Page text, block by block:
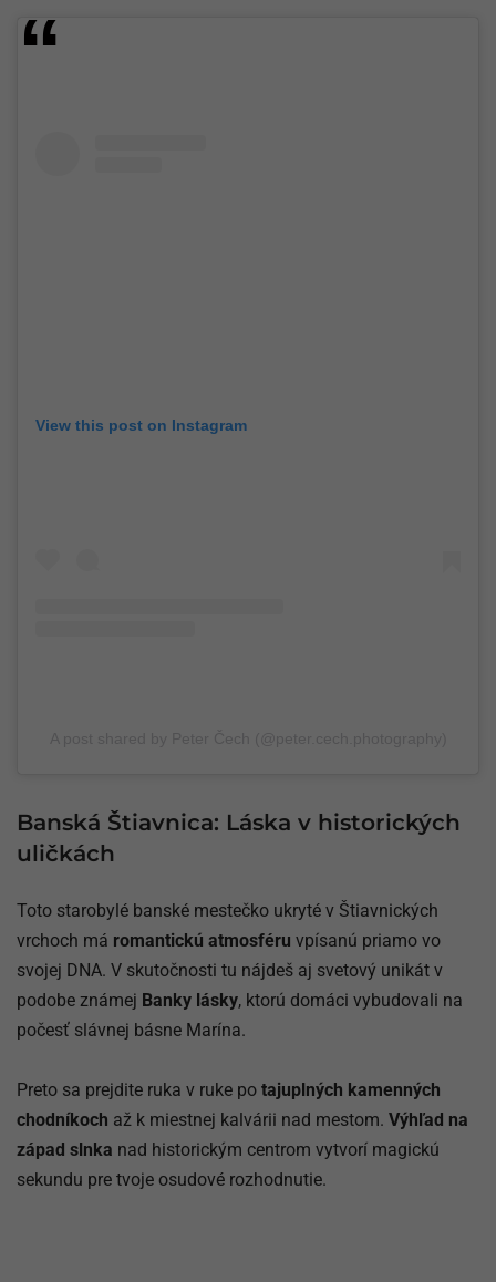
View this post on Instagram
Banská Štiavnica: Láska v historických
uličkách
Toto starobylé banské mestečko ukryté v Štiavnických
vrchoch má romantickú atmosféru vpísanú priamo vo
svojej DNA. V skutočnosti tu nájdeš aj svetový unikát v
podobe známej Banky lásky, ktorú domáci vybudovali na
počesť slávnej básne Marína.
Preto sa prejdite ruka v ruke po tajuplných kamenných
chodníkoch až k miestnej kalvárii nad mestom. Výhľad na
západ slnka nad historickým centrom vytvorí magickú
sekundu pre tvoje osudové rozhodnutie.